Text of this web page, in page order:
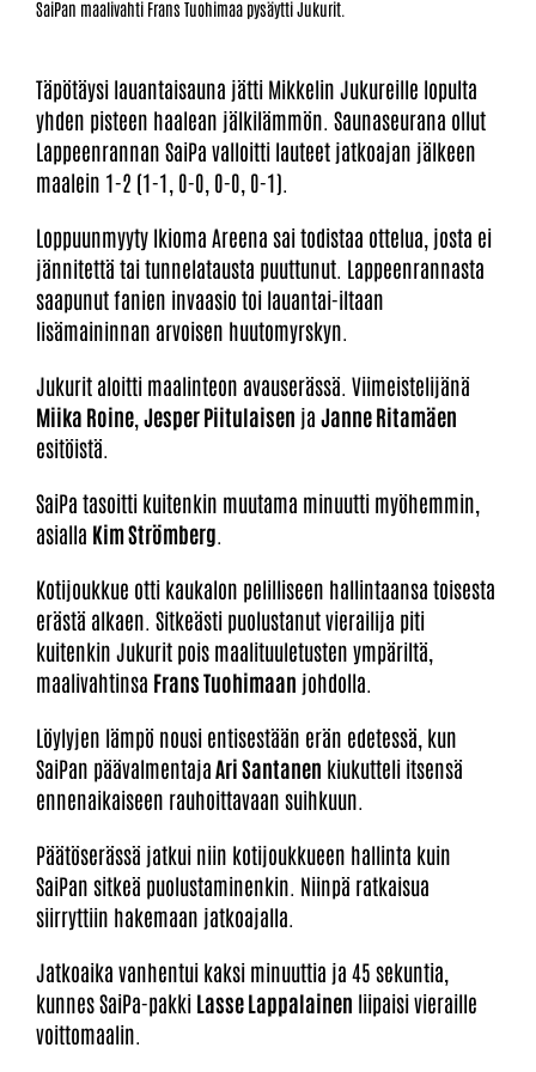
SaiPan maalivahti Frans Tuohimaa pysäytti Jukurit.
Täpötäysi lauantaisauna jätti Mikkelin Jukureille lopulta
yhden pisteen haalean jälkilämmön. Saunaseurana ollut
Lappeenrannan SaiPa valloitti lauteet jatkoajan jälkeen
maalein 1-2 (1-1, 0-0, 0-0, 0-1).
Loppuunmyyty Ikioma Areena sai todistaa ottelua, josta ei
jännitettä tai tunnelatausta puuttunut. Lappeenrannasta
saapunut fanien invaasio toi lauantai-iltaan
lisämaininnan arvoisen huutomyrskyn.
Jukurit aloitti maalinteon avauserässä. Viimeistelijänä
Miika Roine Jesper Piitulaisen ja Janne Ritamäen
esitöistä.
SaiPa tasoitti kuitenkin muutama minuutti myöhemmin,
asialla Kim Strömberg
Kotijoukkue otti kaukalon pelilliseen hallintaansa toisesta
erästä alkaen. Sitkeästi puolustanut vierailija piti
kuitenkin Jukurit pois maalituuletusten ympäriltä,
maalivahtinsa Frans Tuohimaan johdolla.
Löylyjen lämpö nousi entisestään erän edetessä, kun
SaiPan päävalmentajaAri Santanen kiukutteli itsensä
ennenaikaiseen rauhoittavaan suihkuun.
Päätöserässä jatkui niin kotijoukkueen hallinta kuin
SaiPan sitkeä puolustaminenkin. Niinpä ratkaisua
siirryttiin hakemaan jatkoajalla.
Jatkoaika vanhentui kaksi minuuttia ja 45 sekuntia,
kunnes SaiPa-pakki Lasse Lappalainen liipaisi vieraille
voittomaalin.